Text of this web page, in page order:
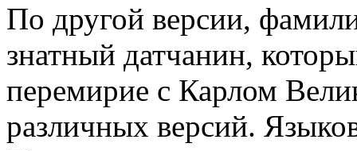
По другой версии,
знатный датчанин,
перемирие с Карлом
различных версий.